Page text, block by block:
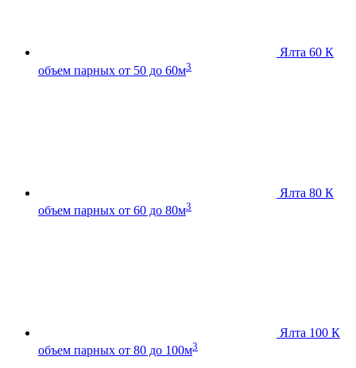
Ялта 60 К
объем парных от 50 до 60м3
Ялта 80 К
объем парных от 60 до 80м3
Ялта 100 К
объем парных от 80 до 100м3